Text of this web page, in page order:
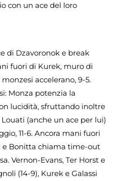
con un ace del loro
di Dzavoronok e break
fuori di Kurek, muro di
accelerano, 9-5.
Monza potenzia la
lucidità, sfruttando inoltre
(anche un ace per lui)
11-6. Ancora mani fuori
e Bonitta chiama time-out
Vernon-Evans, Ter Horst e
(14-9), Kurek e Galassi